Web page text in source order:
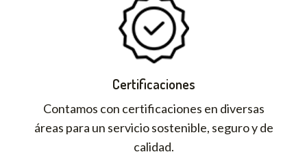
Certificaciones
Contamos con certificaciones en diversas
áreas para un servicio sostenible, seguro y de
calidad.